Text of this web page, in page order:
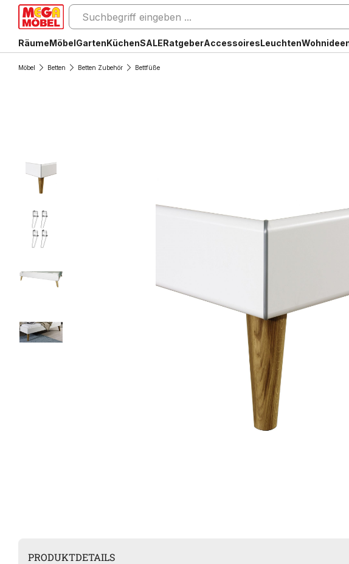
RäumeMöbelGartenKüchenSALERatgeberAccessoiresLeuchten
Möbel Betten Betten Zubehör Bettfüße
PRODUKTDETAILS